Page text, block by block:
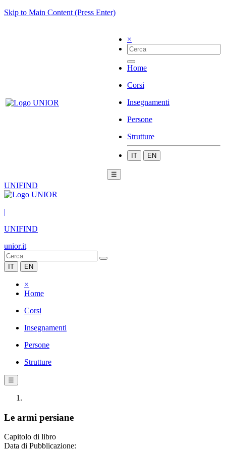
Skip to Main Content (Press Enter)
×
Home
Corsi
Insegnamenti
Persone
Strutture
IT EN
☰
UNIFIND
|
UNIFIND
unior.it
IT EN
×
Home
Corsi
Insegnamenti
Persone
Strutture
☰
Le armi persiane
Capitolo di libro
Data di Pubblicazione: